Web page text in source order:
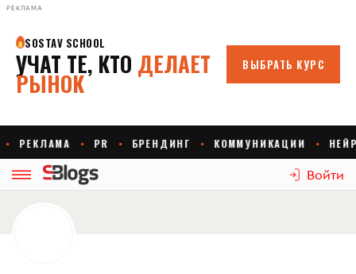
РЕКЛАМА
Войти